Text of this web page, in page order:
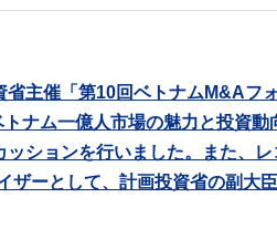
主催「第10回ベトナムM&Aフ
ナム一億人市場の魅力と投資動
ションを行いました。また、レ
ザーとして、計画投資省の副大